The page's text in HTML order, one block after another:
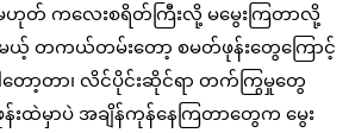
ဟုတ် ကလေးစရိတ်ကြီးလို့ မမွေးကြတာလို့
ယ့် တကယ်တမ်းတော့ စမတ်ဖုန်းတွေကြောင့်
တော့တာ၊ လိင်ပိုင်းဆိုင်ရာ တက်ကြွမှုတွေ
းထဲမှာပဲ အချိန်ကုန်နေကြတာတွေက မွေး